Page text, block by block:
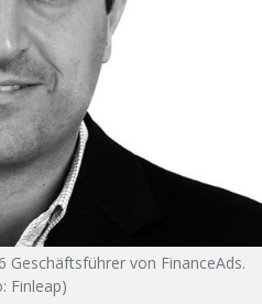
Geschäftsführer von FinanceAds.
Finleap)